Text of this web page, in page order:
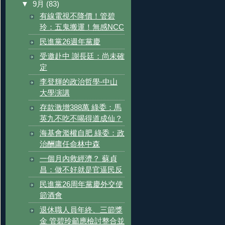
▼ 9月 (83)
有線電視不降價！管碧
玲：五鬼搬運！無感NCC
民進黨26週年黨慶
受邀赴中 謝長廷：尚未確
定
李登輝的政治哲學-中山
大學演講
存款激增388萬 綠委：馬
英九不吃不喝得道成仙？
海基會濫權自肥 綠委：政
治酬庸任命林中森
一個月內救經濟？ 蘇貞
昌：做不好就是官逼民反
民進黨26周年黨慶外交使
節酒會
退休職人員年終、三節獎
金 管碧玲籲應檢討整合並